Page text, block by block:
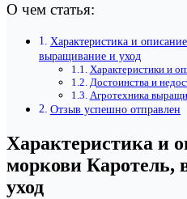
О чем статья:
Характеристика и
выращивание и уход
Характеристики и
Достоинства и
Агротехника
Отзыв успешно отправлен
Характеристика и
моркови
уход